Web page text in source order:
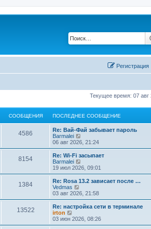
Регистрация
Текущее время: 07 авг
СООБЩЕНИЯ ПОСЛЕДНЕЕ СООБЩЕНИЕ
4586
Re: Вай-Фай забывает пароль
Barmalei
е
р
е
т
к
п
о
с
л
е
н
е
06 авг 2026, 21:24
8154
Re: Wi-Fi засыпает
Barmalei
е
р
е
т
и
к
п
о
с
19 июл 2026, 09:01
1384
Re: Rosa 13.2 зависает после …
Vedmas
е
р
е
т
03 авг 2026, 21:58
13522
Re: настройка сети в терминале
irton
е
р
03 июн 2026, 08:26